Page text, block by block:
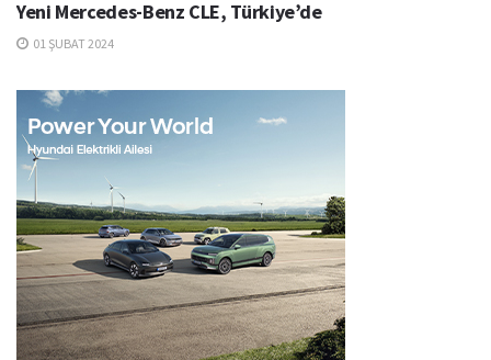
Yeni Mercedes-Benz CLE, Türkiye’de
01 ŞUBAT 2024